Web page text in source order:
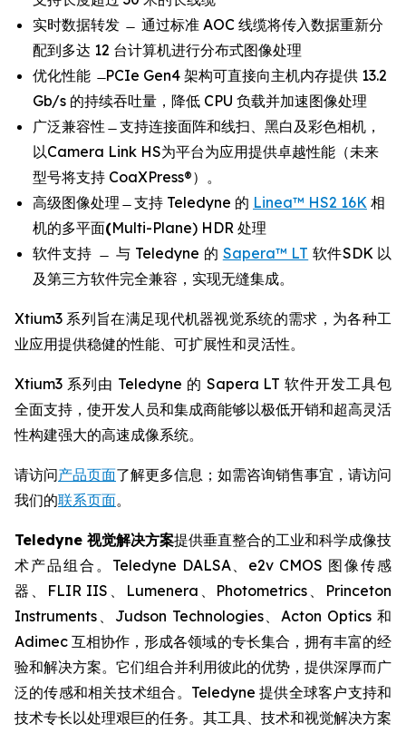
实时数据转发 ̶ 通过标准 AOC 线缆将传入数据重新分
配到多达 12 台计算机进行分布式图像处理
优化性能 ̶ PCIe Gen4 架构可直接向主机内存提供 13.2
Gb/s 的持续吞吐量，降低 CPU 负载并加速图像处理
广泛兼容性 ̶ 支持连接面阵和线扫、黑白及彩色相机，
以Camera Link HS为平台为应用提供卓越性能（未来
型号将支持 CoaXPress®）。
高级图像处理 ̶ 支持 Teledyne 的 Linea™ HS2 16K 相
机的多平面(Multi-Plane) HDR 处理
软件支持 ̶ 与 Teledyne 的 Sapera™ LT 软件SDK 以
及第三方软件完全兼容，实现无缝集成。
Xtium3 系列旨在满足现代机器视觉系统的需求，为各种工
业应用提供稳健的性能、可扩展性和灵活性。
Xtium3 系列由 Teledyne 的 Sapera LT 软件开发工具包
全面支持，使开发人员和集成商能够以极低开销和超高灵活
性构建强大的高速成像系统。
请访问产品页面了解更多信息；如需咨询销售事宜，请访问
我们的联系页面。
Teledyne 视觉解决方案提供垂直整合的工业和科学成像技
术产品组合。Teledyne DALSA、e2v CMOS 图像传感
器、FLIR IIS、Lumenera、Photometrics、Princeton
Instruments、Judson Technologies、Acton Optics 和
Adimec 互相协作，形成各领域的专长集合，拥有丰富的经
验和解决方案。它们组合并利用彼此的优势，提供深厚而广
泛的传感和相关技术组合。Teledyne 提供全球客户支持和
技术专长以处理艰巨的任务。其工具、技术和视觉解决方案